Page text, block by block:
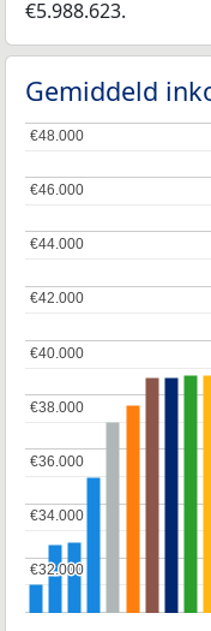
€5.988.623.
Gemiddeld
€32.000
€32.000
€34.000
€34.000
€36.000
€36.000
€38.000
€38.000
€40.000
€40.000
€42.000
€42.000
€44.000
€44.000
€46.000
€46.000
€48.000
€48.000